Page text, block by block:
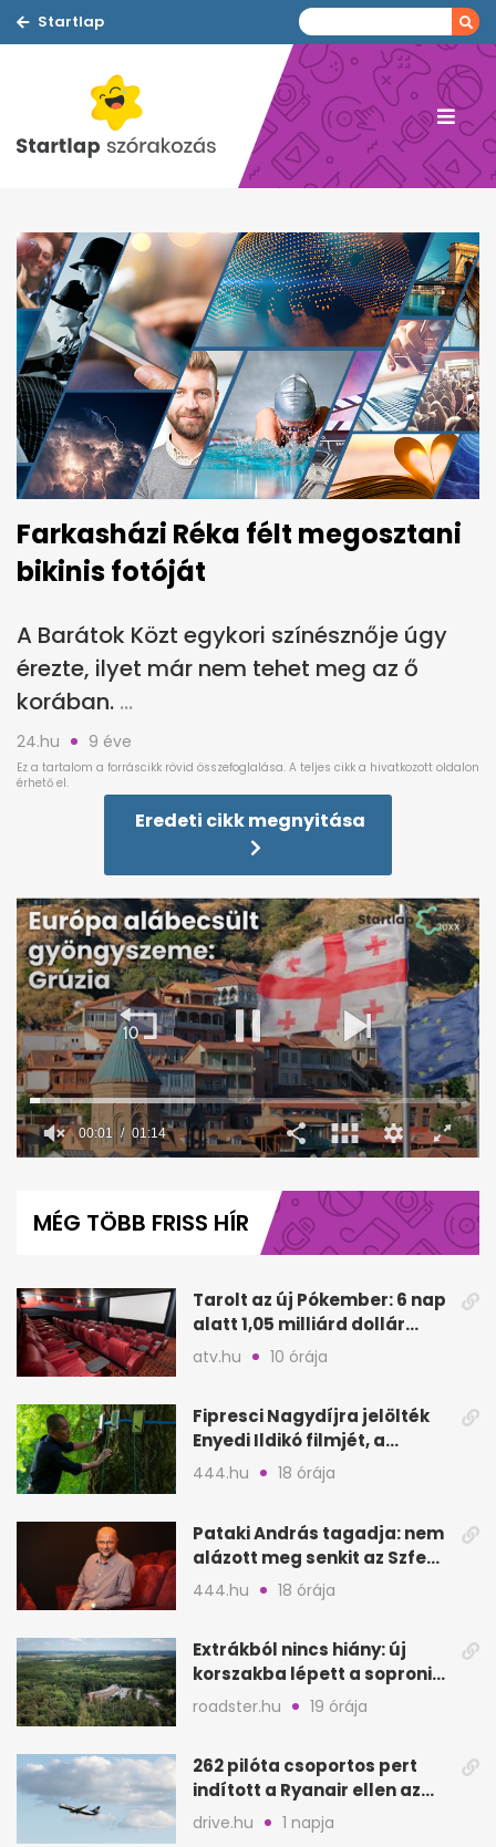
Startlap
Farkasházi Réka félt megosztani
bikinis fotóját
A Barátok Közt egykori színésznője úgy
érezte, ilyet már nem tehet meg az ő
korában.
24.hu 9 éve
Eredeti cikk megnyitása
minute,
00:02 01:14
MÉG TÖBB FRISS HÍR
Tarolt az új Pókember: 6 nap
alatt 1,05 milliárd dollár
bevétel
atv.hu 10 órája
Fipresci Nagydíjra jelölték
Enyedi Ildikó filmjét, a
Csendes barátot
444.hu 18 órája
Pataki András tagadja: nem
alázott meg senkit az Szfe
felvételijén
444.hu 18 órája
Extrákból nincs hiány: új
korszakba lépett a soproni
Fagus Hotel
roadster.hu 19 órája
262 pilóta csoportos pert
indított a Ryanair ellen az
Egyesült Királyságban
drive.hu 1 napja